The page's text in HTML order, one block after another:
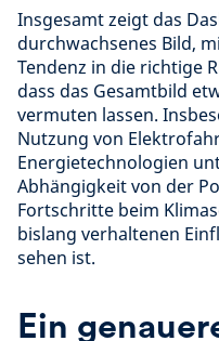
Insgesamt zeigt das
durchwachsenes Bild,
Tendenz in die richtige
dass das Gesamtbild
vermuten lassen.
Nutzung von
Energietechnologien
Abhängigkeit von der
Fortschritte beim
bislang verhaltenen
sehen ist.
Ein